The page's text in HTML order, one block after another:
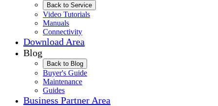
Back to Service
Video Tutorials
Manuals
Connectivity
Download Area
Blog
Back to Blog
Buyer's Guide
Maintenance
Guides
Business Partner Area